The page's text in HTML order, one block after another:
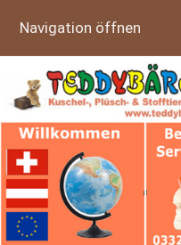
Navigation öffnen